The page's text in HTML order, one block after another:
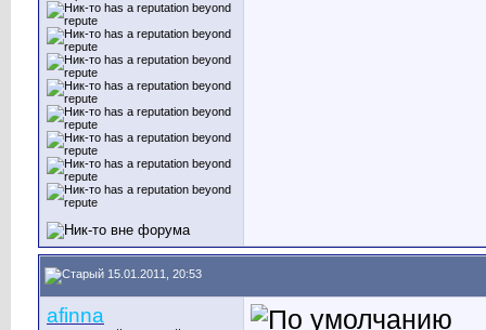
15.01.2011, 20:53
afinna